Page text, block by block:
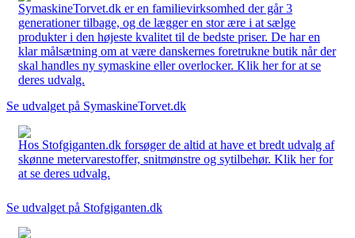
SymaskineTorvet.dk er en familievirksomhed der går 3
generationer tilbage, og de lægger en stor ære i at sælge
produkter i den højeste kvalitet til de bedste priser. De har en
klar målsætning om at være danskernes foretrukne butik når der
skal handles ny symaskine eller overlocker. Klik her for at se
deres udvalg.
Se udvalget på SymaskineTorvet.dk
Hos Stofgiganten.dk forsøger de altid at have et bredt udvalg af
skønne metervarestoffer, snitmønstre og sytilbehør. Klik her for
at se deres udvalg.
Se udvalget på Stofgiganten.dk